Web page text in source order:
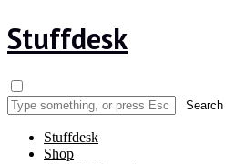
Stuffdesk
Stuffdesk
Shop